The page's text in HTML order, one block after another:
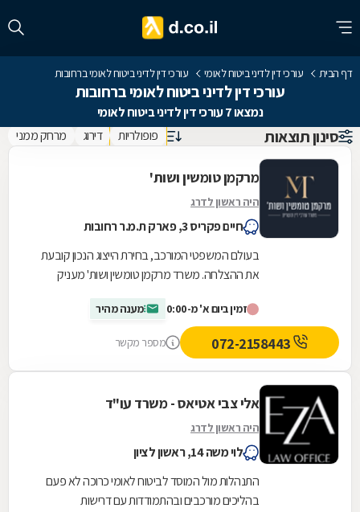
דף הבית עורכי דין לדיני ביטוח לאומי עורכי דין לדיני ביטוח לאומי ברחובות
עורכי דין לדיני ביטוח לאומי ברחובות
נמצאו 7 עורכי דין לדיני ביטוח לאומי
סינון תוצאות פופולריות דירוג מרחק ממני
מרקמן טומשין ושות'
היה ראשון לדרג
חיים פקריס 3, פארק ת.מ.ר רחובות
בעולם המשפטי המורכב, בחירת הייצוג הנכון קובעת
את ההצלחה. משרד מרקמן טומשין ושות' מעניק
התאמה...
זמין ביום א' מ-0:00 מענה מהיר
מספר מקשר
אלי צבי אטיאס - משרד עו"ד
היה ראשון לדרג
לוי משה 14, ראשון לציון
התנהלות מול המוסד לביטוח לאומי כרוכה לא פעם
בהליכים מורכבים ובהתמודדות עם דרישות